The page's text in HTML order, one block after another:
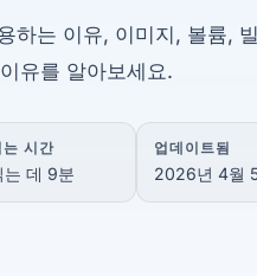
는 이유, 이미지, 볼륨,
유를 알아보세요.
는 시간
는 데 9분
업데이트됨
2026년 4월